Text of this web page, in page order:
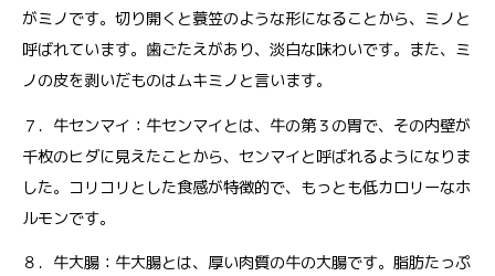
がミノです。切り開くと蓑笠のような形になることから、ミノと
呼ばれています。歯ごたえがあり、淡白な味わいです。また、ミ
ノの皮を剥いだものはムキミノと言います。
７．牛センマイ：牛センマイとは、牛の第３の胃で、その内壁が
千枚のヒダに見えたことから、センマイと呼ばれるようになりま
した。コリコリとした食感が特徴的で、もっとも低カロリーなホ
ルモンです。
８．牛大腸：牛大腸とは、厚い肉質の牛の大腸です。脂肪たっぷ